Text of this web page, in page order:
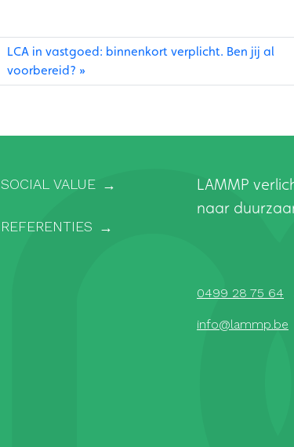
LCA in vastgoed: binnenkort verplicht. Ben jij al
voorbereid?
SOCIAL VALUE
REFERENTIES
LAMMP
naar
0499 28 75 64
info@lammp.be